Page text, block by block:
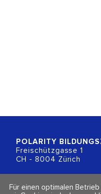
POLARITY
Freischützgasse 1
CH - 8004 Zürich
+41 (0)44 218 80 80
Für einen optimalen